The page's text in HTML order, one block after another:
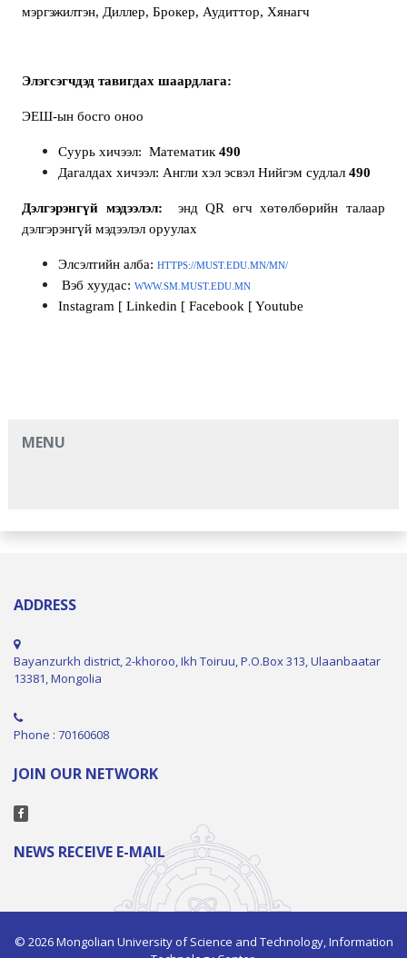
мэргэжилтэн, Диллер, Брокер, Аудиттор, Хянагч
Элэгсэгчдэд тавигдах шаардлага:
ЭЕШ-ын босго оноо
Суурь хичээл: Математик 490
Дагалдах хичээл: Англи хэл эсвэл Нийгэм судлал 490
Дэлгэрэнгүй мэдээлэл: энд QR өгч хөтөлбөрийн талаар
дэлгэрэнгүй мэдээлэл оруулах
Элсэлтийн алба: HTTPS://MUST.EDU.MN/MN/
Вэб хуудас: WWW.SM.MUST.EDU.MN
Instagram [ Linkedin [ Facebook [ Youtube
MENU
ADDRESS
Bayanzurkh district, 2-khoroo, Ikh Toiruu, P.O.Box 313, Ulaanbaatar
13381, Mongolia
Phone : 70160608
JOIN OUR NETWORK
NEWS RECEIVE E-MAIL
© 2026 Mongolian University of Science and Technology, Information